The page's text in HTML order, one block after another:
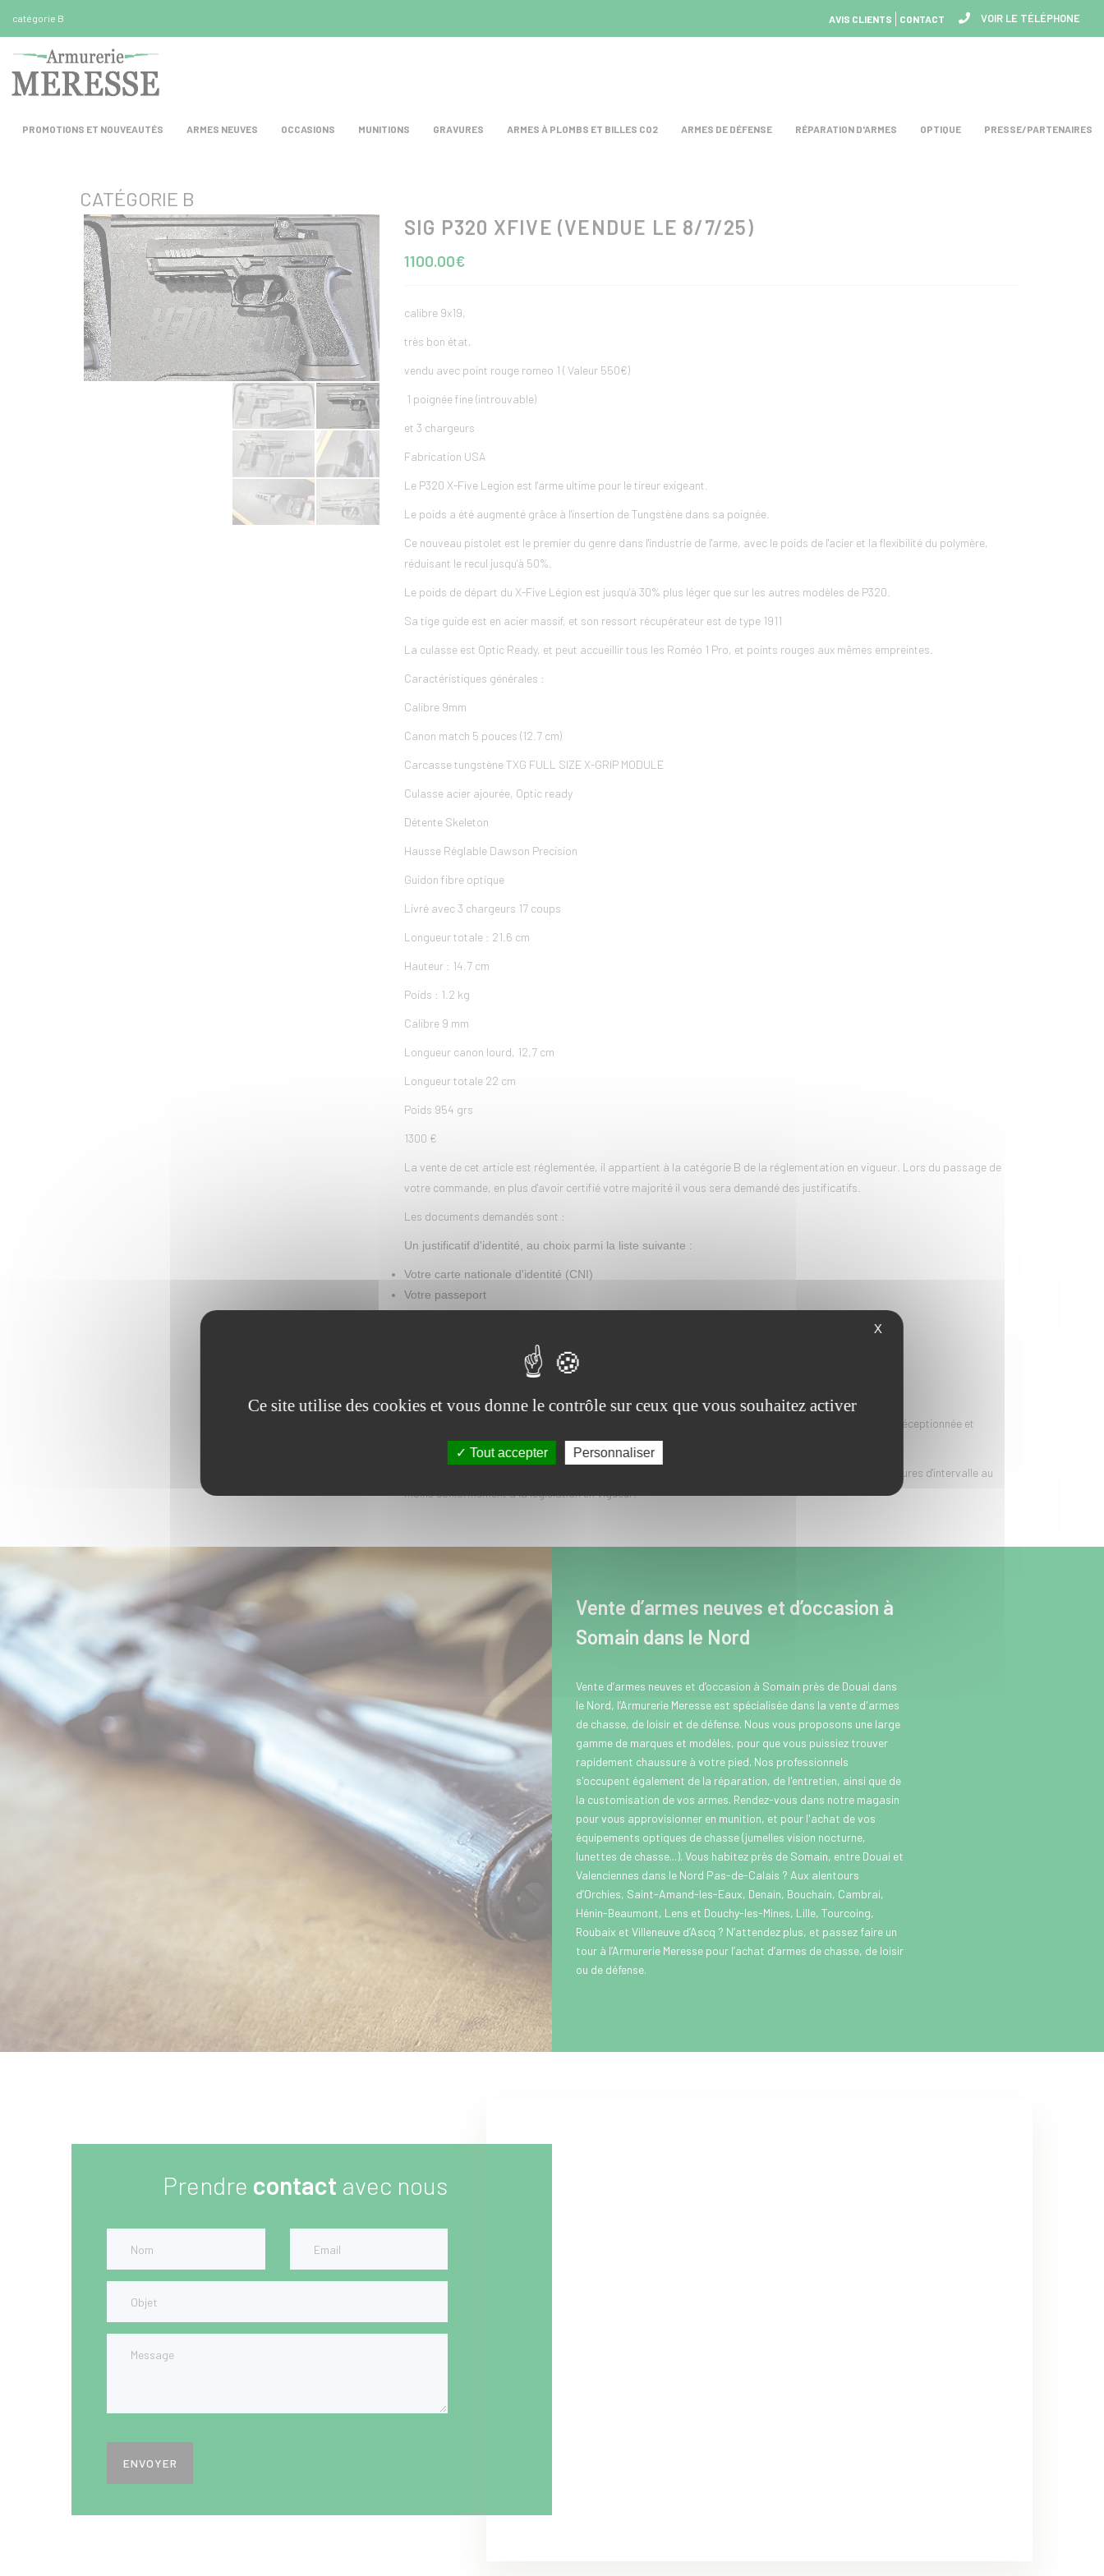
VOIR LE TÉLÉPHONE
AVIS CLIENTS CONTACT
catégorie B
PROMOTIONS ET NOUVEAUTÉS ARMES NEUVES OCCASIONS MUNITIONS GRAVURES ARMES À PLOMBS ET BILLES CO2 ARMES DE DÉFENSE RÉPARATION D'ARMES OPTIQUE PRESSE/PARTENAIRES
CATÉGORIE B
SIG P320 XFIVE (VENDUE LE 8/7/25)
1100.00€
calibre 9x19,
très bon état,
vendu avec point rouge romeo 1 ( Valeur 550€)
1 poignée fine (introuvable)
et 3 chargeurs
Fabrication USA
Le P320 X-Five Legion est l'arme ultime pour le tireur exigeant.
Le poids a été augmenté grâce à l'insertion de Tungstène dans sa poignée.
Ce nouveau pistolet est le premier du genre dans l'industrie de l'arme, avec le poids de l'acier et la flexibilité du polymère,
réduisant le recul jusqu'à 50%.
Le poids de départ du X-Five Légion est jusqu'à 30% plus léger que sur les autres modèles de P320.
Sa tige guide est en acier massif, et son ressort récupérateur est de type 1911
La culasse est Optic Ready, et peut accueillir tous les Roméo 1 Pro, et points rouges aux mêmes empreintes.
Caractéristiques générales :
Calibre 9mm
Canon match 5 pouces (12.7 cm)
Carcasse tungstène TXG FULL SIZE X-GRIP MODULE
Culasse acier ajourée, Optic ready
Détente Skeleton
Hausse Réglable Dawson Precision
Guidon fibre optique
Livré avec 3 chargeurs 17 coups
Longueur totale : 21.6 cm
Hauteur : 14.7 cm
Poids : 1.2 kg
Calibre 9 mm
Longueur canon lourd, 12,7 cm
Longueur totale 22 cm
Poids 954 grs
1300 €
La vente de cet article est réglementée, il appartient à la catégorie B de la réglementation en vigueur. Lors du passage de
votre commande, en plus d'avoir certifié votre majorité il vous sera demandé des justificatifs.
Les documents demandés sont :
Un justificatif d'identité, au choix parmi la liste suivante :
Votre carte nationale d'identité (CNI)
Votre passeport
Les justificatifs d'acquisition :
L'expédition de votre commande ne sera pas effectuée tant que la totalité des jutificatifs ne sera pas réceptionnée et
authentifiée par nos services.
Pour les commandes d'armes de catégories B, l'envoi s'effectuera en deux parties séparées avec 24 heures d'intervalle au
moins conformément à la législation en vigueur.
Vente d’armes neuves et d’occasion à
Somain dans le Nord
Vente d’armes neuves et d’occasion à Somain près de Douai dans
le Nord, l’Armurerie Meresse est spécialisée dans la vente d'armes
de chasse, de loisir et de défense. Nous vous proposons une large
gamme de marques et modèles, pour que vous puissiez trouver
rapidement chaussure à votre pied. Nos professionnels
s'occupent également de la réparation, de l'entretien, ainsi que de
la customisation de vos armes. Rendez-vous dans notre magasin
pour vous approvisionner en munition, et pour l'achat de vos
équipements optiques de chasse (jumelles vision nocturne,
lunettes de chasse...). Vous habitez près de Somain, entre Douai et
Valenciennes dans le Nord Pas-de-Calais ? Aux alentours
d’Orchies, Saint-Amand-les-Eaux, Denain, Bouchain, Cambrai,
Hénin-Beaumont, Lens et Douchy-les-Mines, Lille, Tourcoing,
Roubaix et Villeneuve d’Ascq ? N’attendez plus, et passez faire un
tour à l’Armurerie Meresse pour l’achat d’armes de chasse, de loisir
ou de défense.
Prendre contact avec nous
ENVOYER
X
Ce site utilise des cookies et vous donne le contrôle sur ceux que vous souhaitez activer
Tout accepter Personnaliser